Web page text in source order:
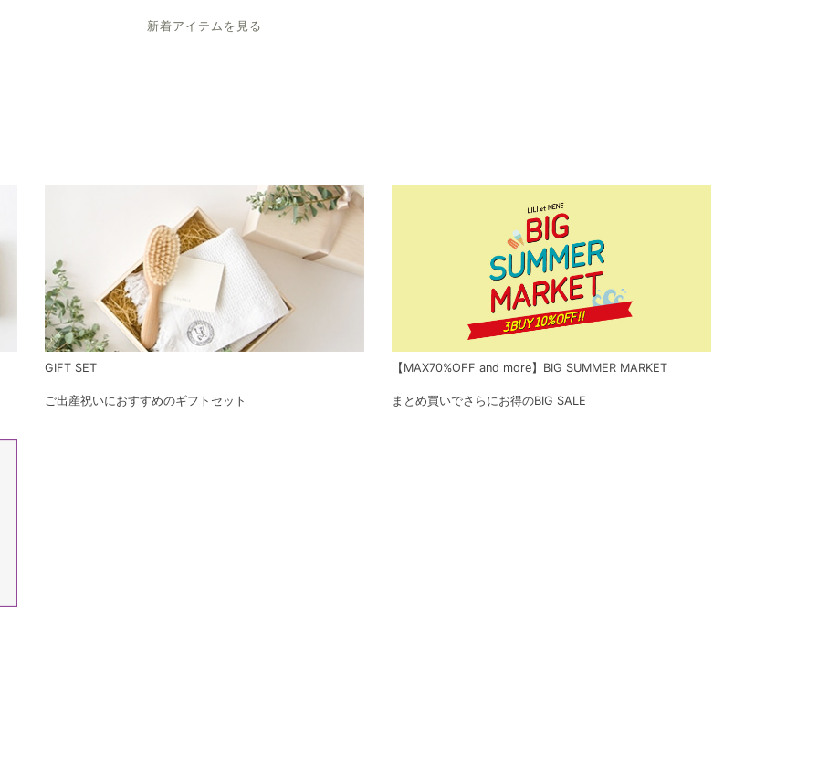
新着アイテムを見る
GIFT SET
ご出産祝いにおすすめのギフトセット
【MAX70%OFF and more】BIG SUMMER MARKET
まとめ買いでさらにお得のBIG SALE